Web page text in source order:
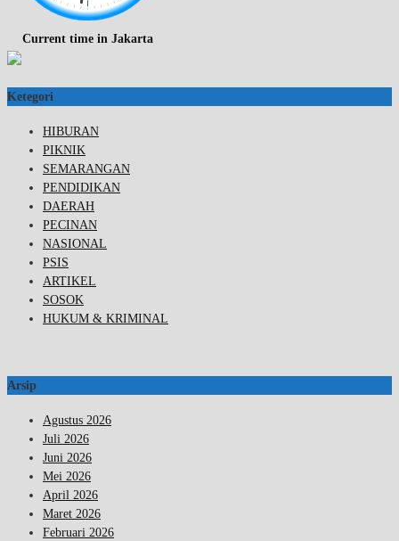
Current time in Jakarta
Ketegori
HIBURAN
PIKNIK
SEMARANGAN
PENDIDIKAN
DAERAH
PECINAN
NASIONAL
PSIS
ARTIKEL
SOSOK
HUKUM & KRIMINAL
Arsip
Agustus 2026
Juli 2026
Juni 2026
Mei 2026
April 2026
Maret 2026
Februari 2026